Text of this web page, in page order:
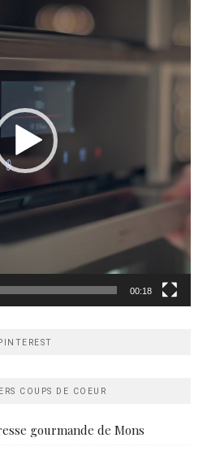
00:18
PINTEREST
COUPS DE COEUR
gourmande de Mons